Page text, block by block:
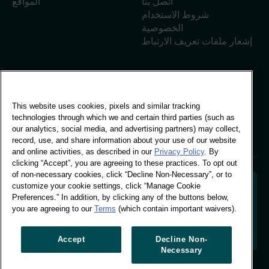
شروط الاستخدام
الخصوصية
إشعار ملفات تعريف الارتباط
مبنى فيفو، 30 شارع
ستامفورد، لندن
لندن SE1 9LQ
T +44 (0)207 076 9000
فك رموز سلوك المتسوقين لتشكيل مستقبل علامتك التجارية.
إدارة تفضيلات ملفات تعريف الارتباط
This website uses cookies, pixels and similar tracking
technologies through which we and certain third parties (such as
our analytics, social media, and advertising partners) may collect,
record, use, and share information about your use of our website
and online activities, as described in our Privacy Policy. By
clicking “Accept”, you are agreeing to these practices. To opt out
of non-necessary cookies, click “Decline Non-Necessary”, or to
customize your cookie settings, click “Manage Cookie
Preferences.” In addition, by clicking any of the buttons below,
you are agreeing to our Terms (which contain important waivers).
Accept
Decline Non-
Necessary